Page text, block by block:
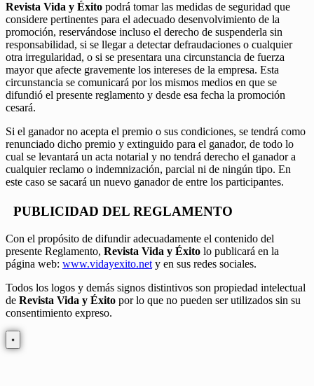
Revista Vida y Éxito podrá tomar las medidas de seguridad que
considere pertinentes para el adecuado desenvolvimiento de la
promoción, reservándose incluso el derecho de suspenderla sin
responsabilidad, si se llegar a detectar defraudaciones o cualquier
otra irregularidad, o si se presentara una circunstancia de fuerza
mayor que afecte gravemente los intereses de la empresa. Esta
circunstancia se comunicará por los mismos medios en que se
difundió el presente reglamento y desde esa fecha la promoción
cesará.
Si el ganador no acepta el premio o sus condiciones, se tendrá como
renunciado dicho premio y extinguido para el ganador, de todo lo
cual se levantará un acta notarial y no tendrá derecho el ganador a
cualquier reclamo o indemnización, parcial ni de ningún tipo. En
este caso se sacará un nuevo ganador de entre los participantes.
PUBLICIDAD DEL REGLAMENTO
Con el propósito de difundir adecuadamente el contenido del
presente Reglamento, Revista Vida y Éxito lo publicará en la
página web: www.vidayexito.net y en sus redes sociales.
Todos los logos y demás signos distintivos son propiedad intelectual
de Revista Vida y Éxito por lo que no pueden ser utilizados sin su
consentimiento expreso.
×